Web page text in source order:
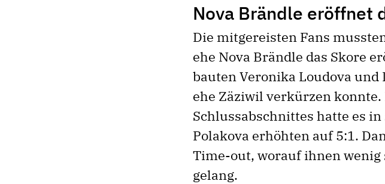
Nova Brändle eröffnet
Die mitgereisten Fans
ehe Nova Brändle das Skore
bauten Veronika Loudova und
ehe Zäziwil verkürzen konnte.
Schlussabschnittes hatte es
Polakova erhöhten auf 5:1.
Time-out, worauf ihnen
gelang.